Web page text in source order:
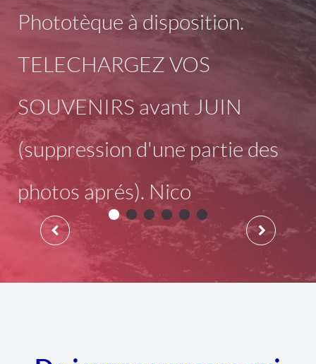
Phototèque à disposition.
TELECHARGEZ VOS
SOUVENIRS avant JUIN
(suppression d'une partie des
photos aprés). Nico